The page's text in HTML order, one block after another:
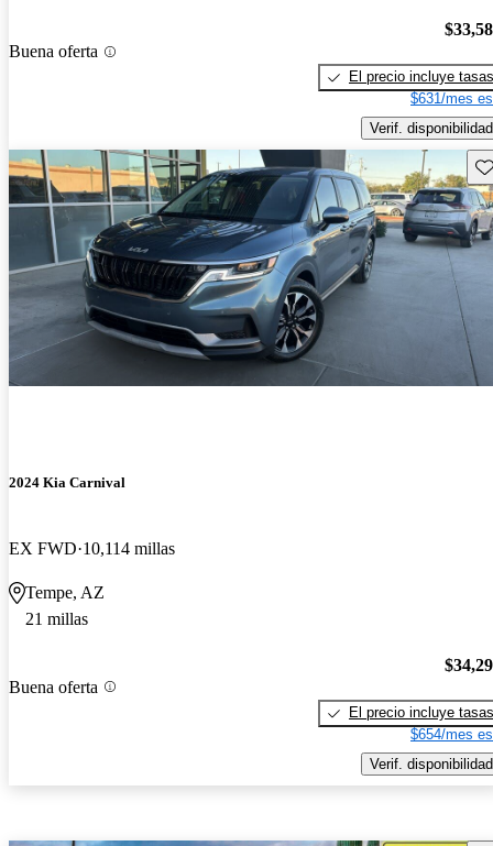
Buena oferta
El precio incluye tasas
$631/mes
Verif. disponibilidad
2024 Kia Carnival
EX FWD 10,114 millas
Tempe, AZ
21 millas
Buena oferta
El precio incluye tasas
$654/mes
Verif. disponibilidad